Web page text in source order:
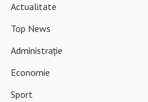
Actualitate
Top News
Administrație
Economie
Sport